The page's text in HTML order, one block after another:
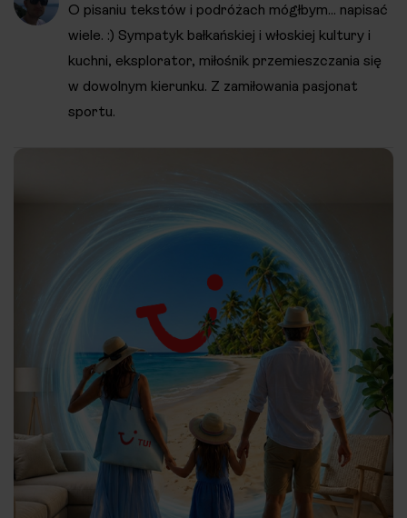
O pisaniu tekstów i podróżach mógłbym... napisać
wiele. :) Sympatyk bałkańskiej i włoskiej kultury i
kuchni, eksplorator, miłośnik przemieszczania się
w dowolnym kierunku. Z zamiłowania pasjonat
sportu.